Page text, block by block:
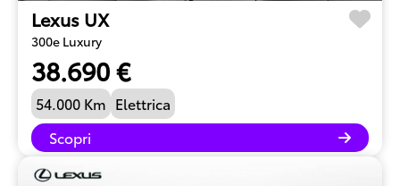
Lexus UX
300e Luxury
38.690 €
54.000 Km Elettrica
Scopri